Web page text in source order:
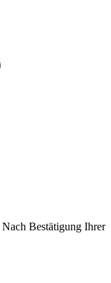
Nach Bestätigung Ihrer